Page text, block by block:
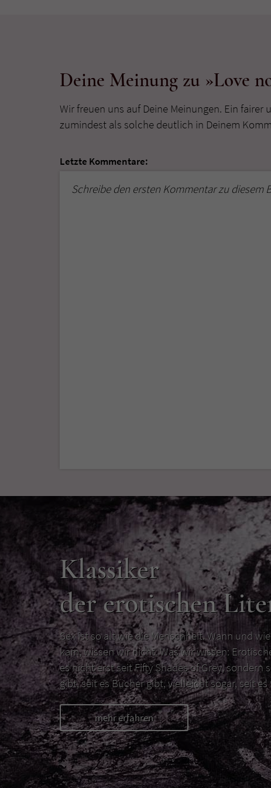
Deine Meinung zu »Love
Wir freuen uns auf Deine Meinungen. Ein
zumindest als solche deutlich in Deinem
Letzte Kommentare:
Schreibe den ersten Kommentar zu diesem
Klassiker
der erotischen
Sex ist so alt wie die Menschheit. Wann und
kam, wissen wir nicht. Was wir wissen:
es nicht erst seit Fifty Shades of Grey, sondern
gibt, seit es Bücher gibt, vielleicht sogar, seit
mehr erfahren